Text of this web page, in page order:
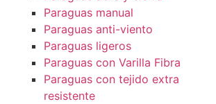
Paraguas manual
Paraguas anti-viento
Paraguas ligeros
Paraguas con Varilla Fibra
Paraguas con tejido extra
resistente